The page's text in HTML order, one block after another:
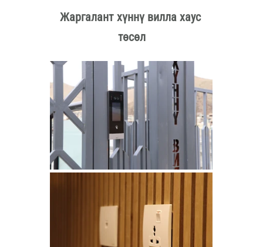
Жаргалант хүннү вилла хаус
төсөл